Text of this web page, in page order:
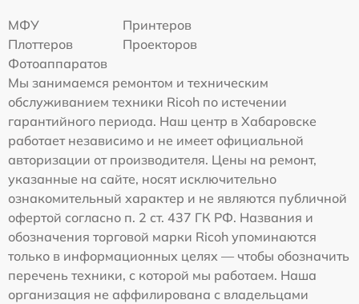
МФУ
Принтеров
Плоттеров
Проекторов
Фотоаппаратов
Мы занимаемся ремонтом и техническим
обслуживанием техники Ricoh по истечении
гарантийного периода. Наш центр в Хабаровске
работает независимо и не имеет официальной
авторизации от производителя. Цены на ремонт,
указанные на сайте, носят исключительно
ознакомительный характер и не являются публичной
офертой согласно п. 2 ст. 437 ГК РФ. Названия и
обозначения торговой марки Ricoh упоминаются
только в информационных целях — чтобы обозначить
перечень техники, с которой мы работаем. Наша
организация не аффилирована с владельцами